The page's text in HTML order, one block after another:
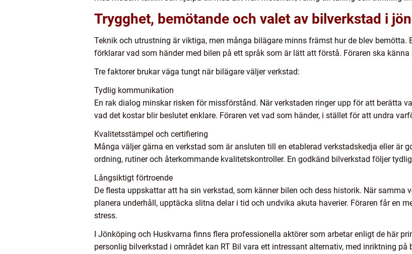
Trygghet, bemötande och valet av bilverkstad i
Teknik och utrustning är viktiga, men många bilägare minns främst hur de blev bemötta.
förklarar vad som händer med bilen på ett språk som är lätt att förstå. Föraren ska
Tre faktorer brukar väga tungt när bilägare väljer verkstad:
Tydlig kommunikation
En rak dialog minskar risken för missförstånd. När verkstaden ringer upp för att berätta
vad det kostar blir beslutet enklare. Föraren vet vad som händer, i stället för att undra
Kvalitetsstämpel och certifiering
Många väljer gärna en verkstad som är ansluten till en etablerad verkstadskedja eller är
ordning, rutiner och återkommande kvalitetskontroller. En godkänd bilverkstad följer
Långsiktigt förtroende
De flesta uppskattar att ha sin verkstad, som känner bilen och dess historik. När samma
planera underhåll, upptäcka slitna delar i tid och undvika akuta haverier. Föraren får en
stress.
I Jönköping och Huskvarna finns flera professionella aktörer som arbetar enligt de här
personlig bilverkstad i området kan RT Bil vara ett intressant alternativ, med inriktning